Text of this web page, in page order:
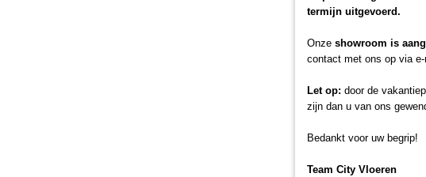
Naast
termijn uitgevoerd.
Onze showroom is
contact met ons op via
Let op: door de
zijn dan u van ons
Bedankt voor uw begrip!
Team City Vloeren